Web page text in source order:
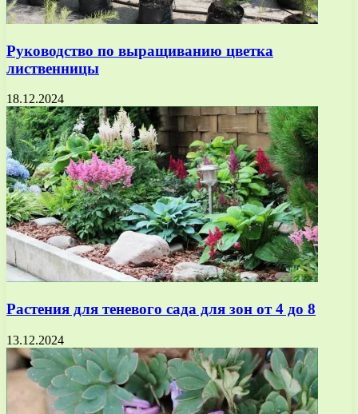
Руководство по выращиванию цветка
лиственницы
18.12.2024
Растения для теневого сада для зон от 4 до 8
13.12.2024